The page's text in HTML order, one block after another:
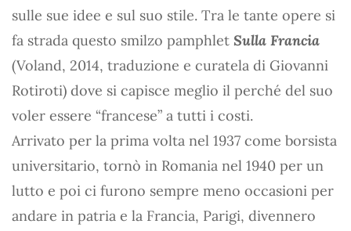
sulle sue idee e sul suo stile. Tra le tante opere si
fa strada questo smilzo pamphlet Sulla Francia
(Voland, 2014, traduzione e curatela di Giovanni
Rotiroti) dove si capisce meglio il perché del suo
voler essere “francese” a tutti i costi.
Arrivato per la prima volta nel 1937 come borsista
universitario, tornò in Romania nel 1940 per un
lutto e poi ci furono sempre meno occasioni per
andare in patria e la Francia, Parigi, divennero